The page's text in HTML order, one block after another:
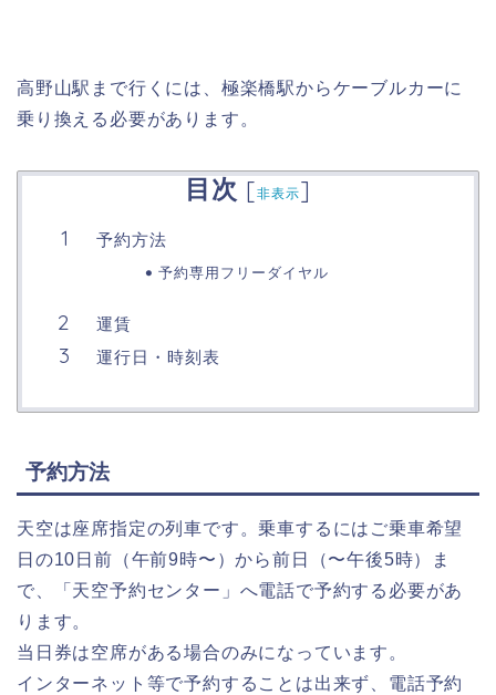
高野山駅まで行くには、極楽橋駅からケーブルカーに
乗り換える必要があります。
目次 [非表示]
予約方法
予約専用フリーダイヤル
運賃
運行日・時刻表
予約方法
天空は座席指定の列車です。乗車するにはご乗車希望
日の10日前（午前9時〜）から前日（〜午後5時）ま
で、「天空予約センター」へ電話で予約する必要があ
ります。
当日券は空席がある場合のみになっています。
インターネット等で予約することは出来ず、電話予約